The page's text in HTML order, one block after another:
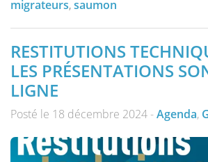
migrateurs,saumon
RESTITUTIONS
LES PRÉSENTATIONS
LIGNE
Posté le 18 décembre 2024 -Agenda,